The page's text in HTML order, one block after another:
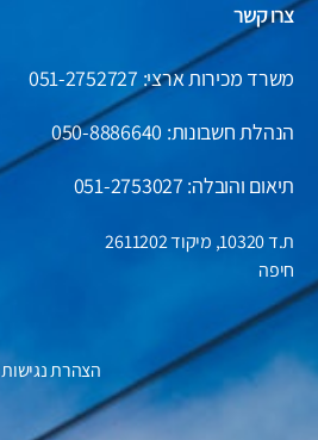
צרו קשר
משרד מכירות ארצי: 051-2752727
הנהלת חשבונות: 050-8886640
תיאום והובלה: 051-2753027
ת.ד 10320, מיקוד 2611202
חיפה
הצהרת נגישות